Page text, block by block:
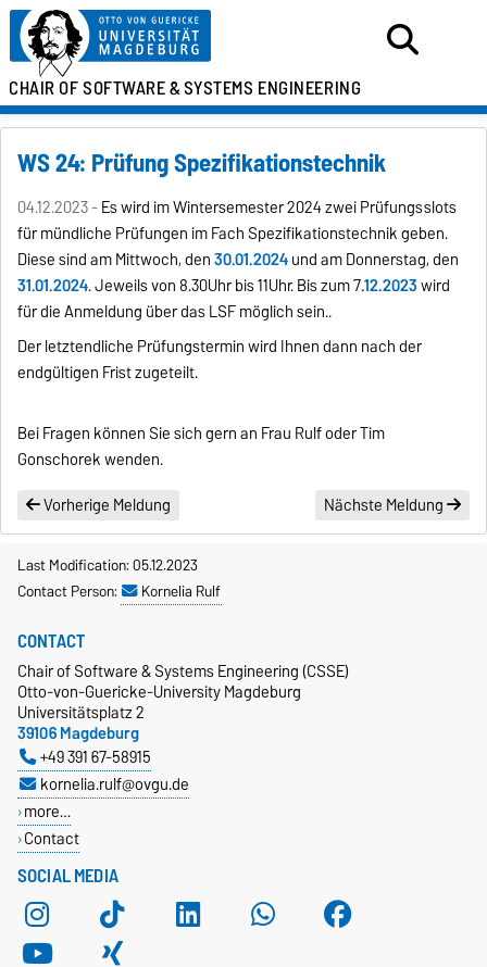
CHAIR OF SOFTWARE &SYSTEMS ENGINEERING
WS 24: Prüfung Spezifikationstechnik
04.12.2023 -Es wird im Wintersemester 2024 zwei Prüfungsslots
für mündliche Prüfungen im Fach Spezifikationstechnik geben.
Diese sind am Mittwoch, den30.01.2024und am Donnerstag, den
31.01.2024. Jeweils von 8.30Uhr bis 11Uhr. Bis zum 7.12.2023wird
für die Anmeldung über das LSF möglich sein..
Der letztendliche Prüfungstermin wird Ihnen dann nach der
endgültigen Frist zugeteilt.
Bei Fragen können Sie sich gern an Frau Rulf oder Tim
Gonschorek wenden.
Vorherige Meldung
Nächste Meldung
Last Modification: 05.12.2023
Contact Person:
Kornelia Rulf
SOCIAL MEDIA
CONTACT
Chair of Software & Systems Engineering (CSSE)
Otto-von-Guericke-University Magdeburg
Universitätsplatz 2
39106 Magdeburg
+49 391 67-58915
kornelia.rulf@ovgu.de
more…
Contact